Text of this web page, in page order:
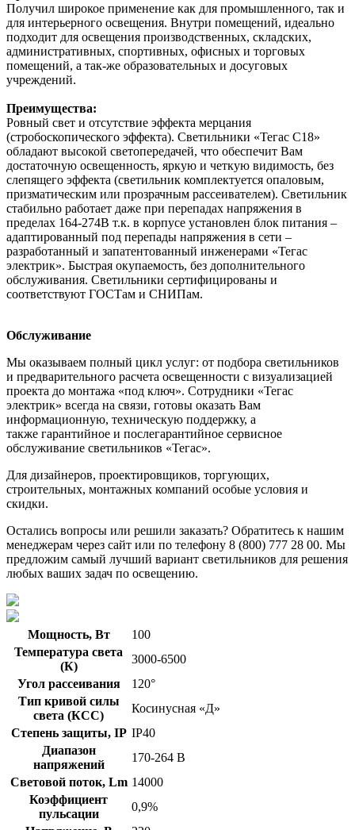
Получил широкое применение как для промышленного, так и
для интерьерного освещения. Внутри помещений, идеально
подходит для освещения производственных, складских,
административных, спортивных, офисных и торговых
помещений, а так-же образовательных и досуговых
учреждений.
Преимущества:
Ровный свет и отсутствие эффекта мерцания
(стробоскопического эффекта). Светильники «Тегас С18»
обладают высокой светопередачей, что обеспечит Вам
достаточную освещенность, яркую и четкую видимость, без
слепящего эффекта (светильник комплектуется опаловым,
призматическим или прозрачным рассеивателем). Светильник
стабильно работает даже при перепадах напряжения в
пределах 164-274В т.к. в корпусе установлен блок питания –
адаптированный под перепады напряжения в сети –
разработанный и запатентованный инженерами «Тегас
электрик». Быстрая окупаемость, без дополнительного
обслуживания. Светильники сертифицированы и
соответствуют ГОСТам и СНИПам.
Обслуживание
Мы оказываем полный цикл услуг: от подбора светильников
и предварительного расчета освещенности с визуализацией
проекта до монтажа «под ключ». Сотрудники «Тегас
электрик» всегда на связи, готовы оказать Вам
информационную, техническую поддержку, а
также гарантийное и послегарантийное сервисное
обслуживание светильников «Тегас».
Для дизайнеров, проектировщиков, торгующих,
строительных, монтажных компаний особые условия и
скидки.
Остались вопросы или решили заказать? Обратитесь к нашим
менеджерам через сайт или по телефону 8 (800) 777 28 00. Мы
предложим самый лучший вариант светильников для решения
любых ваших задач по освещению.
Мощность, Вт
100
Температура света
(К)
3000-6500
Угол рассеивания
120°
Тип кривой силы
света (КСС)
Косинусная «Д»
Степень защиты, IP IP40
Диапазон
напряжений
170-264 В
Световой поток, Lm 14000
Коэффициент
пульсации
0,9%